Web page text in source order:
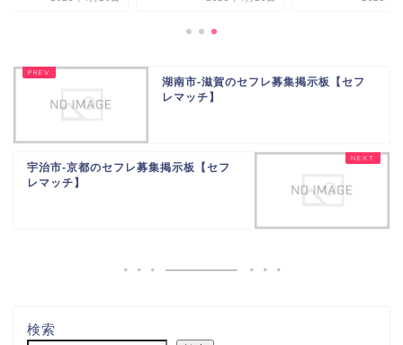
湖南市-滋賀のセフレ募集掲示板【セフ
レマッチ】
宇治市-京都のセフレ募集掲示板【セフ
レマッチ】
検索